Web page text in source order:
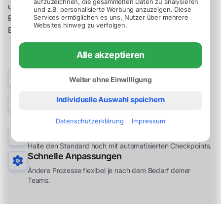
unerlässlich. Nutze automatisierte Prozesse, um den
Bewerbungsdurchlauf zu verkürzen und den
Einstellungsprozess zu optimieren.
Zeitersparnis
Verringere die Bearbeitungszeit durch strukturierte
Prozesse.
Halte den Standard hoch mit automatisierten Checkpoints.
Schnelle Anpassungen
Ändere Prozesse flexibel je nach dem Bedarf deiner
Teams.
aufzuzeichnen, die gesammelten Daten zu analysieren
und z.B. personalisierte Werbung anzuzeigen. Diese
Services ermöglichen es uns, Nutzer über mehrere
Websites hinweg zu verfolgen.
Alle akzeptieren
Weiter ohne Einwilligung
Individuelle Auswahl speichern
Datenschutzerklärung Impressum